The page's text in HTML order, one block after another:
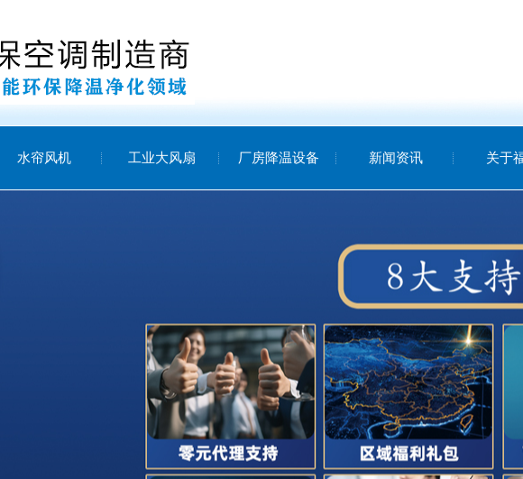
水帘风机 工业大风扇 厂房降温设备 新闻资讯 关于